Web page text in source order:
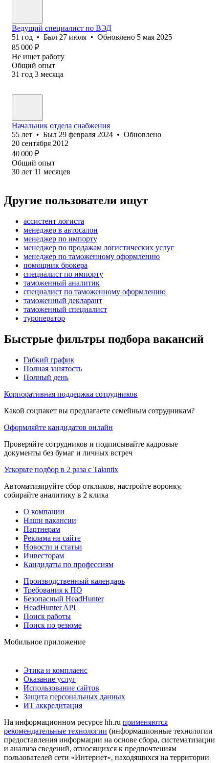
Ведущий специалист по ВЭД
51 год • Был 27 июля • Обновлено 5 мая 2025
85 000 ₽
Не ищет работу
Общий опыт
31 год 3 месяца
Начальник отдела снабжения
55 лет • Был 29 февраля 2024 • Обновлено
20 сентября 2012
40 000 ₽
Общий опыт
30 лет 11 месяцев
Другие пользователи ищут
ассистент логиста
менеджер в автосалон
менеджер по импорту
менеджер по продажам логистических услуг
менеджер по таможенному оформлению
помощник брокера
специалист по импорту
таможенный аналитик
специалист по таможенному оформлению
таможенный декларант
таможенный специалист
туроператор
Быстрые фильтры подбора вакансий
Гибкий график
Полная занятость
Полный день
Корпоративная поддержка сотрудников
Какой соцпакет вы предлагаете семейным сотрудникам?
Оформляйте кандидатов онлайн
Проверяйте сотрудников и подписывайте кадровые
документы без бумаг и личных встреч
Ускорьте подбор в 2 раза с Talantix
Автоматизируйте сбор откликов, настройте воронку,
собирайте аналитику в 2 клика
О компании
Наши вакансии
Партнерам
Реклама на сайте
Новости и статьи
Инвесторам
Кандидаты по профессиям
Производственный календарь
Требования к ПО
Безопасный HeadHunter
HeadHunter API
Поиск работы
Поиск по резюме
Мобильное приложение
Этика и комплаенс
Оказание услуг
Использование сайтов
Защита персональных данных
ИТ аккредитация
На информационном ресурсе hh.ru применяются
рекомендательные технологии (информационные технологии
предоставления информации на основе сбора, систематизации
и анализа сведений, относящихся к предпочтениям
пользователей сети «Интернет», находящихся на территории